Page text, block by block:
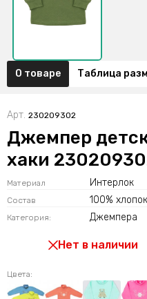
О товаре Таблица
Арт. 230209302
Джемпер
хаки
Материал Интерлок
Состав 100%
Категория: Джемпера
Нет в наличии
Цвета: